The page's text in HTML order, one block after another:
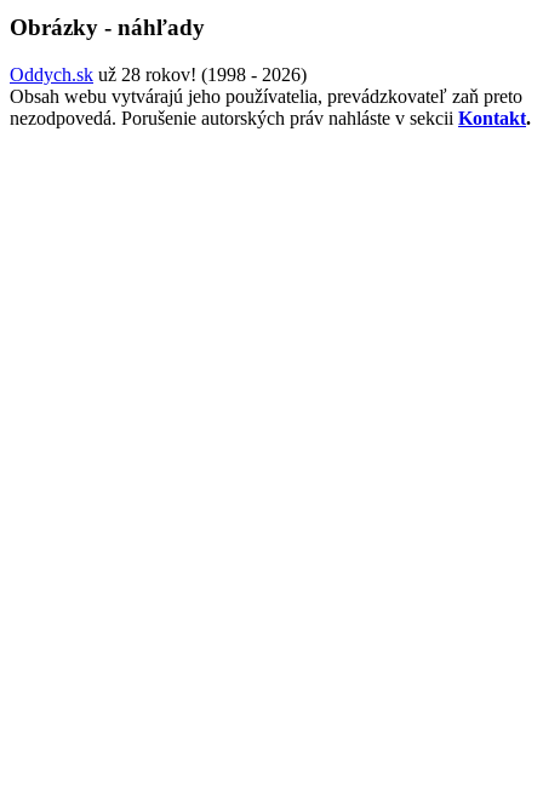
Obrázky - náhľady
Oddych.sk už 28 rokov! (1998 - 2026)
Obsah webu vytvárajú jeho používatelia, prevádzkovateľ zaň preto
nezodpovedá. Porušenie autorských práv nahláste v sekcii Kontakt.